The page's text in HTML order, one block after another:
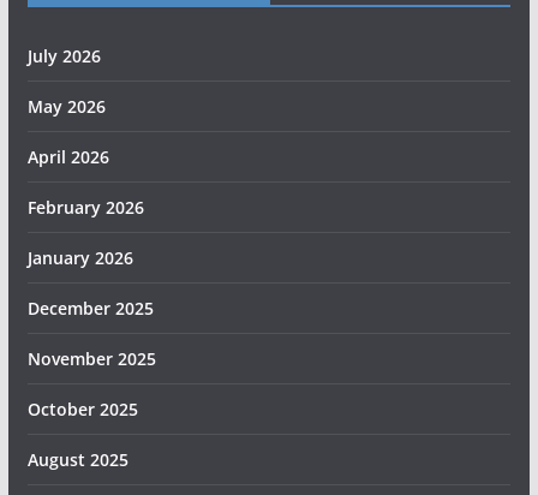
July 2026
May 2026
April 2026
February 2026
January 2026
December 2025
November 2025
October 2025
August 2025